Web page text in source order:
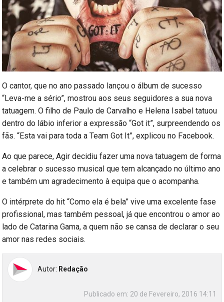
O cantor, que no ano passado lançou o álbum de sucesso
“Leva-me a sério”, mostrou aos seus seguidores a sua nova
tatuagem. O filho de Paulo de Carvalho e Helena Isabel tatuou
dentro do lábio inferior a expressão “Got it”, surpreendendo os
fãs. “Esta vai para toda a Team Got It”, explicou no Facebook.
Ao que parece, Agir decidiu fazer uma nova tatuagem de forma
a celebrar o sucesso musical que tem alcançado no último ano
e também um agradecimento à equipa que o acompanha.
O intérprete do hit “Como ela é bela” vive uma excelente fase
profissional, mas também pessoal, já que encontrou o amor ao
lado de Catarina Gama, a quem não se cansa de declarar o seu
amor nas redes sociais.
Autor: Redação
Publicado em: 20 de Fevereiro, 2016 14:11